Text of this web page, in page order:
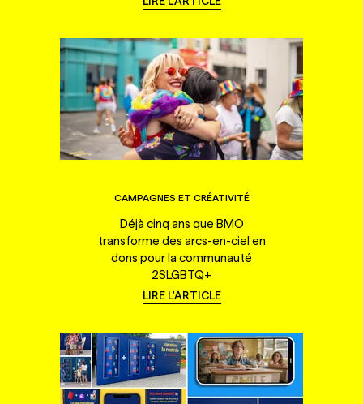
CAMPAGNES ET CRÉATIVITÉ
Déjà cinq ans que BMO
transforme des arcs-en-ciel en
dons pour la communauté
2SLGBTQ+
LIRE L'ARTICLE